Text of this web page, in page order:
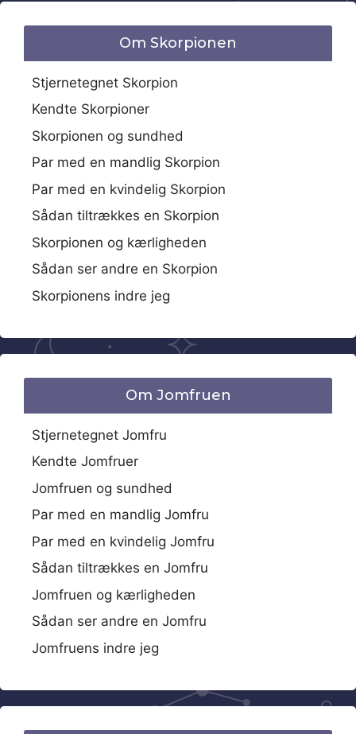
Om Skorpionen
Stjernetegnet Skorpion
Kendte Skorpioner
Skorpionen og sundhed
Par med en mandlig Skorpion
Par med en kvindelig Skorpion
Sådan tiltrækkes en Skorpion
Skorpionen og kærligheden
Sådan ser andre en Skorpion
Skorpionens indre jeg
Om Jomfruen
Stjernetegnet Jomfru
Kendte Jomfruer
Jomfruen og sundhed
Par med en mandlig Jomfru
Par med en kvindelig Jomfru
Sådan tiltrækkes en Jomfru
Jomfruen og kærligheden
Sådan ser andre en Jomfru
Jomfruens indre jeg